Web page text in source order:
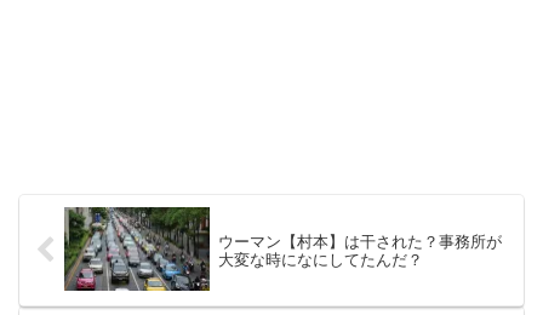
ウーマン【村本】は干された？事務所が
大変な時になにしてたんだ？